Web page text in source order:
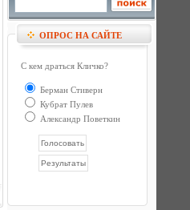
ОПРОС НА САЙТЕ
С кем драться Кличко?
Берман Стиверн
Кубрат Пулев
Александр Поветкин